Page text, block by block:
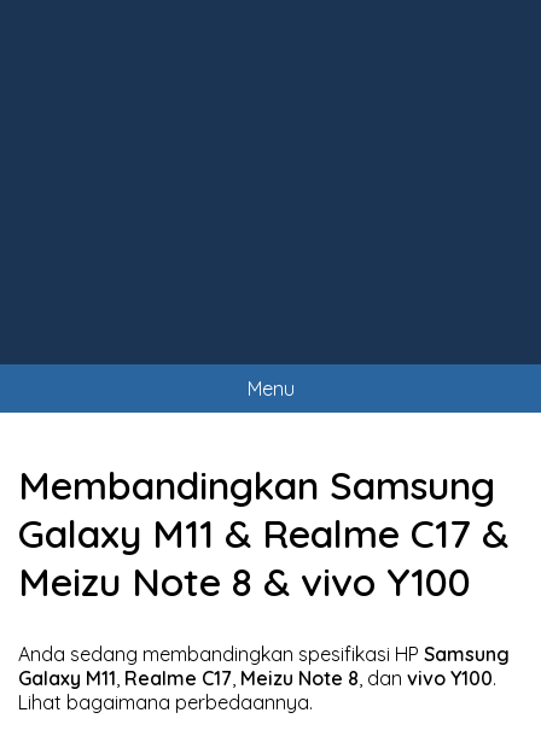
Menu
Membandingkan Samsung
Galaxy M11 & Realme C17 &
Meizu Note 8 & vivo Y100
Anda sedang membandingkan spesifikasi HP Samsung
Galaxy M11, Realme C17, Meizu Note 8, dan vivo Y100.
Lihat bagaimana perbedaannya.